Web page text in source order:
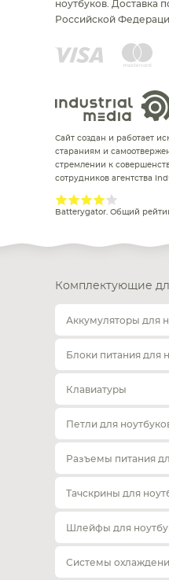
ноутбуков. Доставка
Российской
Сайт создан и работает
стараниям и
стремлении к
сотрудников агентства
Batterygator. Общий
Комплектующие
Аккумуляторы для
Блоки питания для
Клавиатуры
Петли для
Разъемы питания
Тачскрины для
Шлейфы для
Системы